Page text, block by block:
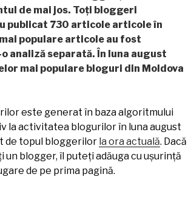
de mai jos. Toți bloggeri
publicat 730 articole articole în
populare articole au fost
analiză separată. În luna august
mai populare bloguri din Moldova
este generat în baza algoritmului
la activitatea blogurilor în luna august
de topul bloggerilor la ora actuală. Dacă
un blogger, îl puteți adăuga cu ușurință
de pe prima pagină.